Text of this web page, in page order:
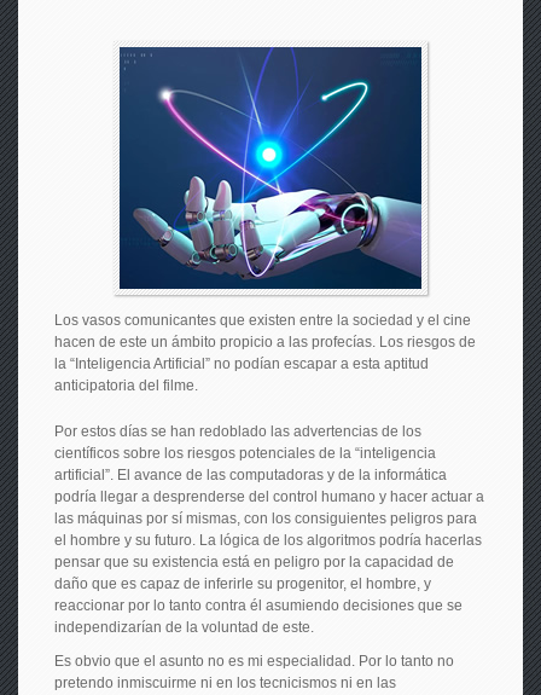
Los vasos comunicantes que existen entre la sociedad y el cine
hacen de este un ámbito propicio a las profecías. Los riesgos de
la “Inteligencia Artificial” no podían escapar a esta aptitud
anticipatoria del filme.
Por estos días se han redoblado las advertencias de los
científicos sobre los riesgos potenciales de la “inteligencia
artificial”. El avance de las computadoras y de la informática
podría llegar a desprenderse del control humano y hacer actuar a
las máquinas por sí mismas, con los consiguientes peligros para
el hombre y su futuro. La lógica de los algoritmos podría hacerlas
pensar que su existencia está en peligro por la capacidad de
daño que es capaz de inferirle su progenitor, el hombre, y
reaccionar por lo tanto contra él asumiendo decisiones que se
independizarían de la voluntad de este.
Es obvio que el asunto no es mi especialidad. Por lo tanto no
pretendo inmiscuirme ni en los tecnicismos ni en las